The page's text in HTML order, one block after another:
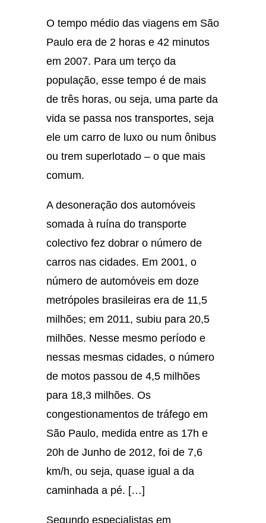
O tempo médio das viagens em São
Paulo era de 2 horas e 42 minutos
em 2007. Para um terço da
população, esse tempo é de mais
de três horas, ou seja, uma parte da
vida se passa nos transportes, seja
ele um carro de luxo ou num ônibus
ou trem superlotado – o que mais
comum.
A desoneração dos automóveis
somada à ruína do transporte
colectivo fez dobrar o número de
carros nas cidades. Em 2001, o
número de automóveis em doze
metrópoles brasileiras era de 11,5
milhões; em 2011, subiu para 20,5
milhões. Nesse mesmo período e
nessas mesmas cidades, o número
de motos passou de 4,5 milhões
para 18,3 milhões. Os
congestionamentos de tráfego em
São Paulo, medida entre as 17h e
20h de Junho de 2012, foi de 7,6
km/h, ou seja, quase igual a da
caminhada a pé. […]
Segundo especialistas em